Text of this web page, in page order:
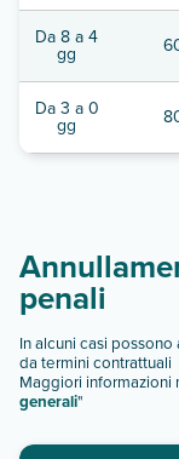
Da 8 a 4
gg
Da 3 a 0
gg
penali
In alcuni casi
da termini contrattuali
Maggiori informazioni
generali"